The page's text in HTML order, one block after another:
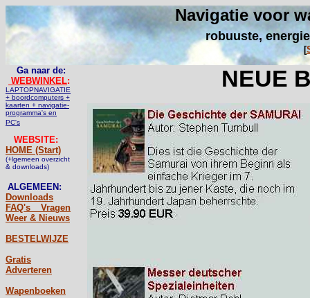
Navigatie voor
robuuste,
[
Ga naar de:
WEBWINKEL:
LAPTOPNAVIGATIE
+ boordcomputers +
kaarten + navigatie-
programma's en
PC's
WEBSITE:
HOME (Start)
(+lgemeen overzicht
& downloads)
ALGEMEEN:
Downloads
FAQ's _ Vragen
Weer & Nieuws
BESTELWIJZE
Gratis
Adverteren
Wapenboeken
NEUE